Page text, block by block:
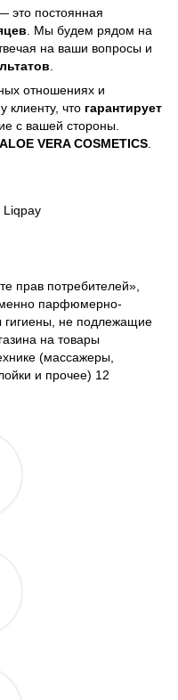
это постоянная
. Мы будем рядом на
на ваши вопросы и
отношениях и
клиенту, что гарантирует
с вашей стороны.
ALOE VERA COSMETICS
Liqpay
прав потребителей»,
парфюмерно-
гигиены, не подлежащие
на товары
(массажеры,
и прочее) 12